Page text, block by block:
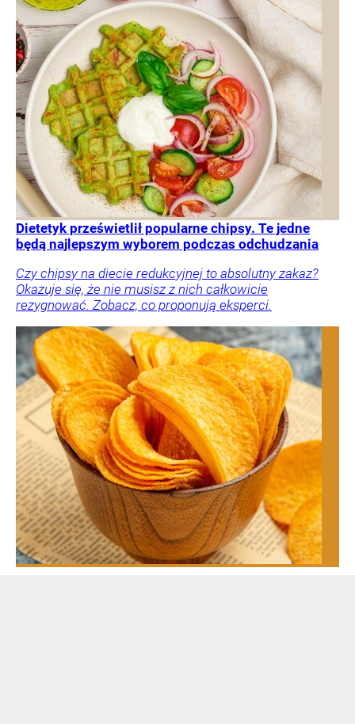
Dietetyk prześwietlił popularne chipsy. Te jedne
będą najlepszym wyborem podczas odchudzania
Czy chipsy na diecie redukcyjnej to absolutny zakaz?
Okazuje się, że nie musisz z nich całkowicie
rezygnować. Zobacz, co proponują eksperci.